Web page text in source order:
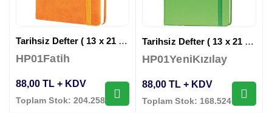
Tarihsiz Defter ( 13 x 21 cm )
HP01Fatih
88,00 TL + KDV
Toplam Stok: 204.258 Adet
Tarihsiz Defter ( 13 x 21 cm )
HP01YeniKızılay
88,00 TL + KDV
Toplam Stok: 168.524 Adet